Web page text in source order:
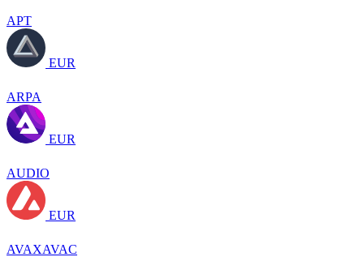
APT
EUR
ARPA
EUR
AUDIO
EUR
AVAXAVAC